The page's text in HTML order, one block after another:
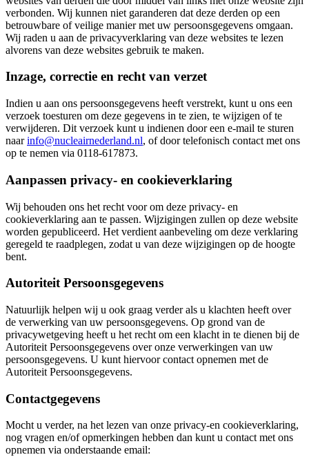
verbonden. Wij kunnen niet garanderen dat deze derden op een
betrouwbare of veilige manier met uw persoonsgegevens omgaan.
Wij raden u aan de privacyverklaring van deze websites te lezen
alvorens van deze websites gebruik te maken.
Inzage, correctie en recht van verzet
Indien u aan ons persoonsgegevens heeft verstrekt, kunt u ons een
verzoek toesturen om deze gegevens in te zien, te wijzigen of te
verwijderen. Dit verzoek kunt u indienen door een e-mail te sturen
naarinfo@nucleairnederland.nl, of door telefonisch contact met ons
op te nemen via 0118-617873.
Aanpassen privacy- en cookieverklaring
Wij behouden ons het recht voor om deze privacy- en
cookieverklaring aan te passen. Wijzigingen zullen op deze website
worden gepubliceerd. Het verdient aanbeveling om deze verklaring
geregeld te raadplegen, zodat u van deze wijzigingen op de hoogte
bent.
Autoriteit Persoonsgegevens
Natuurlijk helpen wij u ook graag verder als u klachten heeft over
de verwerking van uw persoonsgegevens. Op grond van de
privacywetgeving heeft u het recht om een klacht in te dienen bij de
Autoriteit Persoonsgegevens over onze verwerkingen van uw
persoonsgegevens. U kunt hiervoor contact opnemen met de
Autoriteit Persoonsgegevens.
Contactgegevens
Mocht u verder, na het lezen van onze privacy-en cookieverklaring,
nog vragen en/of opmerkingen hebben dan kunt u contact met ons
opnemen via onderstaande email: